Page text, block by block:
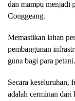
dan mampu menjadi
Conggeang.
Memastikan lahan
pembangunan
guna bagi para petani.
​Secara keseluruhan,
adalah cerminan